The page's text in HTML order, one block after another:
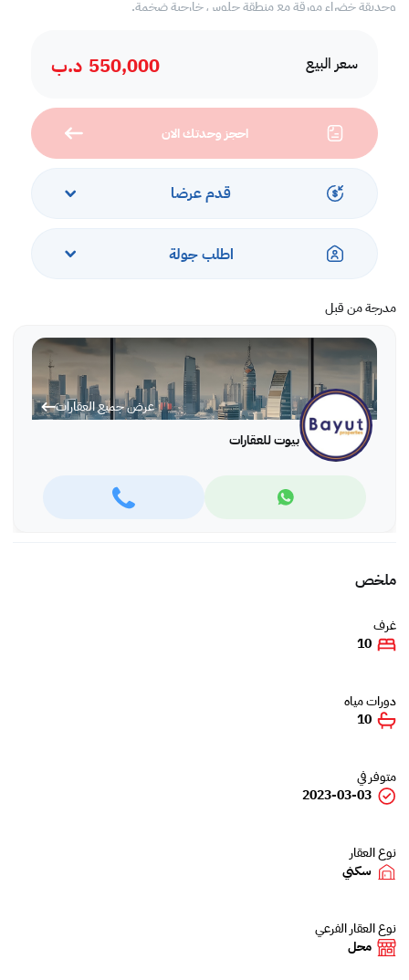
سعر البيع 550,000 د.ب
احجز وحدتك الان
قدم عرضا
اطلب جولة
مدرجة من قبل
عرض جميع العقارات
بيوت للعقارات
وحديقة خضراء مورقة مع منطقة جلوس خارجية ضخمة.
،مطبخ مجهز
، مساحة حديقة
، الوصول المباشر إلى الشاطئ
، مواقف سيارات خاصة
ملخص
غرف
10
دورات مياه
10
متوفر في
2023-03-03
نوع العقار
سكني
نوع العقار الفرعي
محل